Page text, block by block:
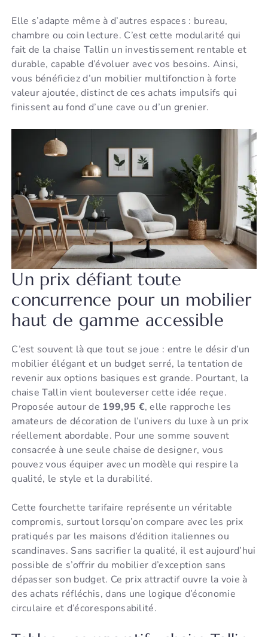
Elle s’adapte même à d’autres espaces : bureau,
chambre ou coin lecture. C’est cette modularité qui
fait de la chaise Tallin un investissement rentable et
durable, capable d’évoluer avec vos besoins. Ainsi,
vous bénéficiez d’un mobilier multifonction à forte
valeur ajoutée, distinct de ces achats impulsifs qui
finissent au fond d’une cave ou d’un grenier.
Un prix défiant toute
concurrence pour un mobilier
haut de gamme accessible
C’est souvent là que tout se joue : entre le désir d’un
mobilier élégant et un budget serré, la tentation de
revenir aux options basiques est grande. Pourtant, la
chaise Tallin vient bouleverser cette idée reçue.
Proposée autour de 199,95 €, elle rapproche les
amateurs de décoration de l’univers du luxe à un prix
réellement abordable. Pour une somme souvent
consacrée à une seule chaise de designer, vous
pouvez vous équiper avec un modèle qui respire la
qualité, le style et la durabilité.
Cette fourchette tarifaire représente un véritable
compromis, surtout lorsqu’on compare avec les prix
pratiqués par les maisons d’édition italiennes ou
scandinaves. Sans sacrifier la qualité, il est aujourd’hui
possible de s’offrir du mobilier d’exception sans
dépasser son budget. Ce prix attractif ouvre la voie à
des achats réfléchis, dans une logique d’économie
circulaire et d’écoresponsabilité.